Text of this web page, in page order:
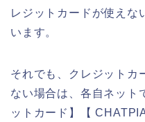
レジットカードが使えな
います。
それでも、クレジットカ
ない場合は、各自ネット
ットカード】【